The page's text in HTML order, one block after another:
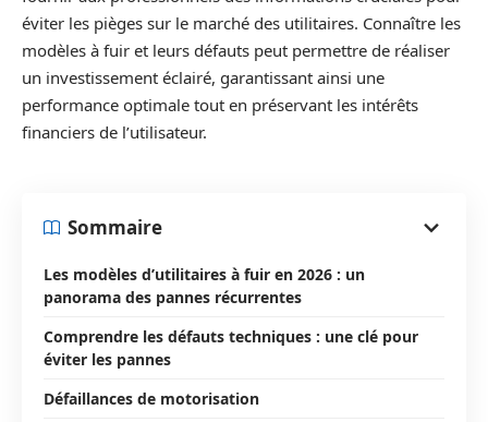
éviter les pièges sur le marché des utilitaires. Connaître les
modèles à fuir et leurs défauts peut permettre de réaliser
un investissement éclairé, garantissant ainsi une
performance optimale tout en préservant les intérêts
financiers de l’utilisateur.
Sommaire
Les modèles d’utilitaires à fuir en 2026 : un
panorama des pannes récurrentes
Comprendre les défauts techniques : une clé pour
éviter les pannes
Défaillances de motorisation